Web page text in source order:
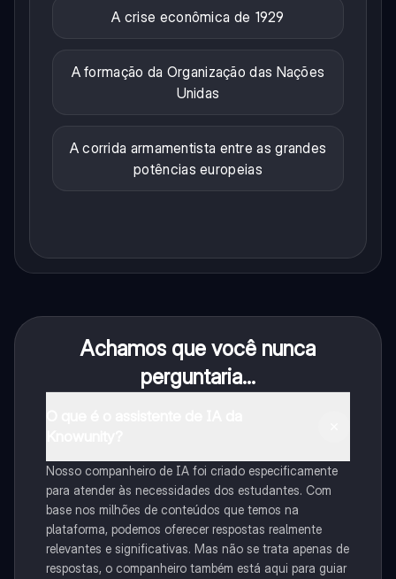
A crise econômica de 1929
A formação da Organização das Nações
Unidas
A corrida armamentista entre as grandes
potências europeias
Achamos que você nunca
perguntaria...
Nosso companheiro de IA foi criado especificamente
para atender às necessidades dos estudantes. Com
base nos milhões de conteúdos que temos na
plataforma, podemos oferecer respostas realmente
relevantes e significativas. Mas não se trata apenas de
respostas, o companheiro também está aqui para guiar